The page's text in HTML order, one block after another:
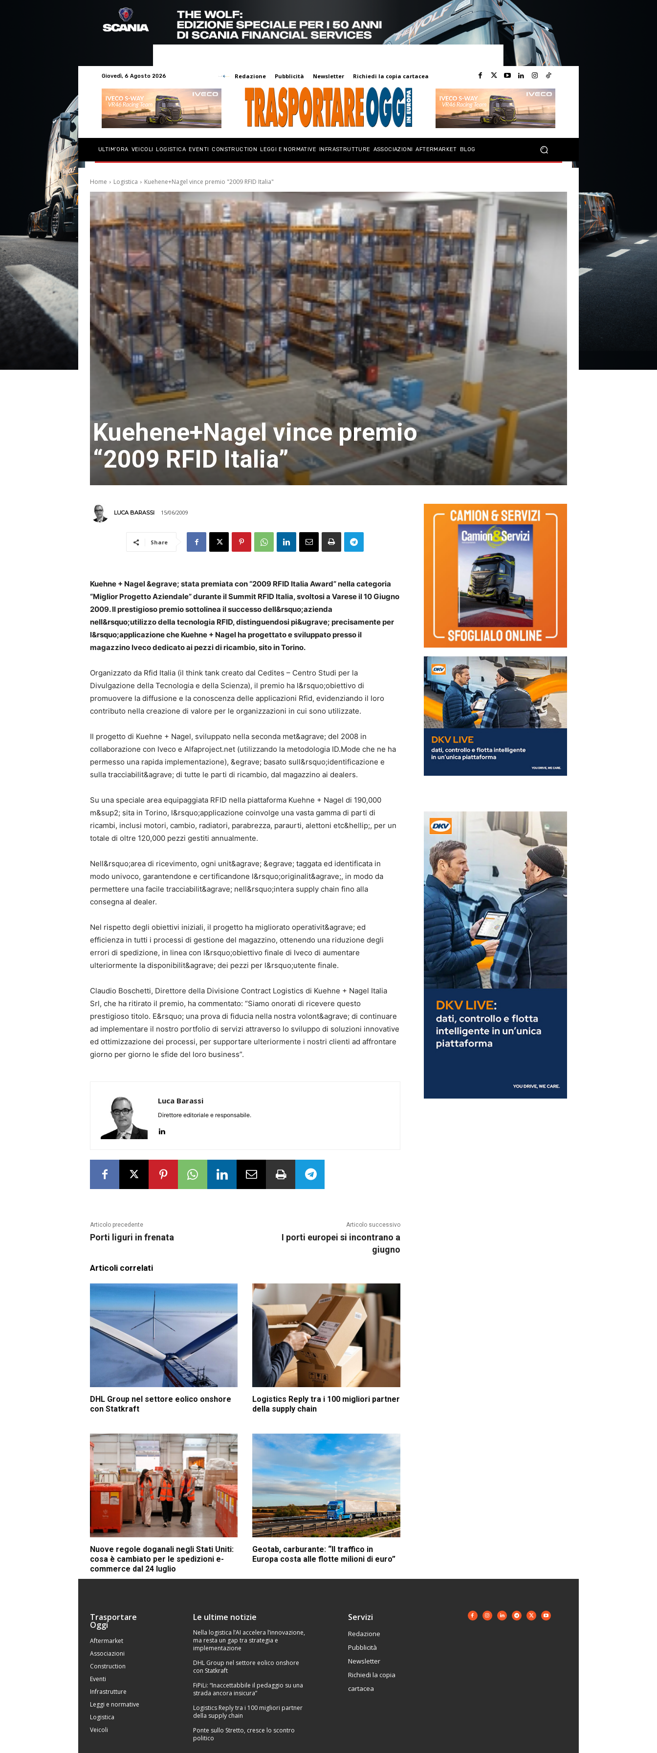
Giovedì, 6 Agosto 2026 Redazione Pubblicità Newsletter Richiedi la copia cartacea
ULTIM’ORA VEICOLI LOGISTICA EVENTI CONSTRUCTION LEGGI E NORMATIVE INFRASTRUTTURE ASSOCIAZIONI AFTERMARKET BLOG
Home Logistica Kuehene+Nagel vince premio "2009 RFID Italia"
Kuehene+Nagel vince premio
“2009 RFID Italia”
LUCA BARASSI 15/06/2009
Share
Kuehne + Nagel &egrave; stata premiata con “2009 RFID Italia Award” nella categoria
“Miglior Progetto Aziendale” durante il Summit RFID Italia, svoltosi a Varese il 10 Giugno
2009. Il prestigioso premio sottolinea il successo dell&rsquo;azienda
nell&rsquo;utilizzo della tecnologia RFID, distinguendosi pi&ugrave; precisamente per
l&rsquo;applicazione che Kuehne + Nagel ha progettato e sviluppato presso il
magazzino Iveco dedicato ai pezzi di ricambio, sito in Torino.
Organizzato da Rfid Italia (il think tank creato dal Cedites – Centro Studi per la
Divulgazione della Tecnologia e della Scienza), il premio ha l&rsquo;obiettivo di
promuovere la diffusione e la conoscenza delle applicazioni Rfid, evidenziando il loro
contributo nella creazione di valore per le organizzazioni in cui sono utilizzate.
Il progetto di Kuehne + Nagel, sviluppato nella seconda met&agrave; del 2008 in
collaborazione con Iveco e Alfaproject.net (utilizzando la metodologia ID.Mode che ne ha
permesso una rapida implementazione), &egrave; basato sull&rsquo;identificazione e
sulla tracciabilit&agrave; di tutte le parti di ricambio, dal magazzino ai dealers.
Su una speciale area equipaggiata RFID nella piattaforma Kuehne + Nagel di 190,000
m&sup2; sita in Torino, l&rsquo;applicazione coinvolge una vasta gamma di parti di
ricambi, inclusi motori, cambio, radiatori, parabrezza, paraurti, alettoni etc&hellip;, per un
totale di oltre 120,000 pezzi gestiti annualmente.
Nell&rsquo;area di ricevimento, ogni unit&agrave; &egrave; taggata ed identificata in
modo univoco, garantendone e certificandone l&rsquo;originalit&agrave;, in modo da
permettere una facile tracciabilit&agrave; nell&rsquo;intera supply chain fino alla
consegna al dealer.
Nel rispetto degli obiettivi iniziali, il progetto ha migliorato operativit&agrave; ed
efficienza in tutti i processi di gestione del magazzino, ottenendo una riduzione degli
errori di spedizione, in linea con l&rsquo;obiettivo finale di Iveco di aumentare
ulteriormente la disponibilit&agrave; dei pezzi per l&rsquo;utente finale.
Claudio Boschetti, Direttore della Divisione Contract Logistics di Kuehne + Nagel Italia
Srl, che ha ritirato il premio, ha commentato: “Siamo onorati di ricevere questo
prestigioso titolo. E&rsquo; una prova di fiducia nella nostra volont&agrave; di continuare
ad implementare il nostro portfolio di servizi attraverso lo sviluppo di soluzioni innovative
ed ottimizzazione dei processi, per supportare ulteriormente i nostri clienti ad affrontare
giorno per giorno le sfide del loro business”.
Luca Barassi
Direttore editoriale e responsabile.
Articolo precedente
Porti liguri in frenata
Articolo successivo
I porti europei si incontrano a
giugno
Articoli correlati
DHL Group nel settore eolico onshore
con Statkraft
Logistics Reply tra i 100 migliori partner
della supply chain
Nuove regole doganali negli Stati Uniti:
cosa è cambiato per le spedizioni e-
commerce dal 24 luglio
Geotab, carburante: “Il traffico in
Europa costa alle flotte milioni di euro”
Trasportare
Oggi
Aftermarket
Associazioni
Construction
Eventi
Infrastrutture
Leggi e normative
Logistica
Veicoli
Le ultime notizie
Nella logistica l’AI accelera l’innovazione,
ma resta un gap tra strategia e
implementazione
DHL Group nel settore eolico onshore
con Statkraft
FiPiLi: “Inaccettabbile il pedaggio su una
strada ancora insicura”
Logistics Reply tra i 100 migliori partner
della supply chain
Ponte sullo Stretto, cresce lo scontro
politico
Servizi
Redazione
Pubblicità
Newsletter
Richiedi la copia
cartacea